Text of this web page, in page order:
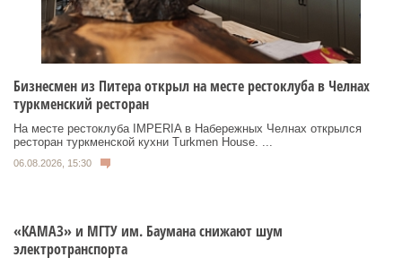
Бизнесмен из Питера открыл на месте рестоклуба в Челнах
туркменский ресторан
На месте рестоклуба IMPERIA в Набережных Челнах открылся
ресторан туркменской кухни Turkmen House. ...
06.08.2026, 15:30
«КАМАЗ» и МГТУ им. Баумана снижают шум
электротранспорта